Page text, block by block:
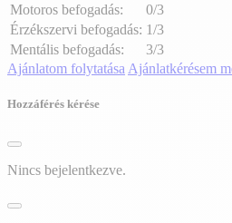
Motoros befogadás:
0/3
Érzékszervi befogadás: 1/3
Mentális befogadás:
3/3
Ajánlatom folytatása Ajánlatkérésem
Hozzáférés kérése
Nincs bejelentkezve.